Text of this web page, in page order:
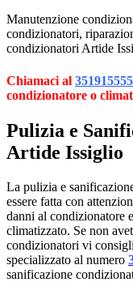
Manutenzione
condizionatori,
condizionatori Artide
Chiamaci al
condizionatore o
Pulizia e
Artide Issiglio
La pulizia e
essere fatta con
danni al condizionatore
climatizzato. Se non
condizionatori vi
specializzato al numero
sanificazione